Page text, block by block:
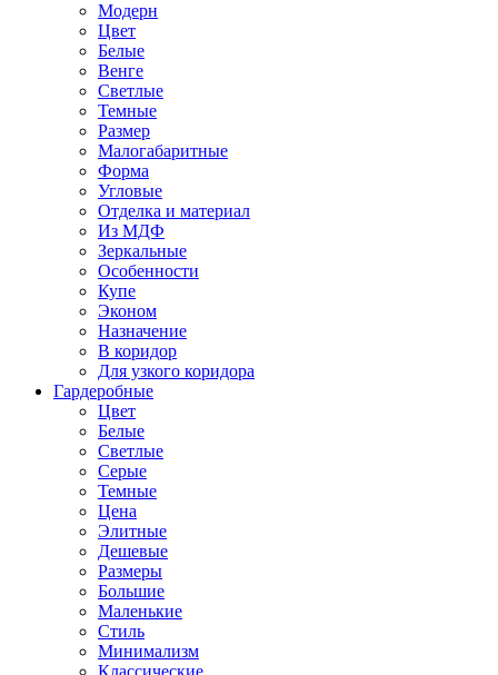
Модерн
Цвет
Белые
Венге
Светлые
Темные
Размер
Малогабаритные
Форма
Угловые
Отделка и материал
Из МДФ
Зеркальные
Особенности
Купе
Эконом
Назначение
В коридор
Для узкого коридора
Гардеробные
Цвет
Белые
Светлые
Серые
Темные
Цена
Элитные
Дешевые
Размеры
Большие
Маленькие
Стиль
Минимализм
Классические